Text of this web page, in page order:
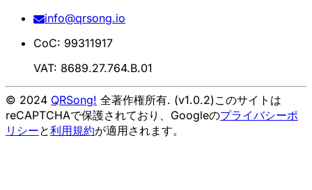
info@qrsong.io
CoC: 99311917
VAT: 8689.27.764.B.01
© 2024 QRSong! 全著作権所有. (v1.0.2)このサイトは
reCAPTCHAで保護されており、Googleのプライバシーポ
リシーと利用規約が適用されます。